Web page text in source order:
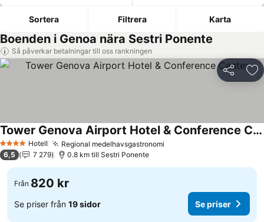
Sortera Filtrera Karta
Boenden i Genoa nära Sestri Ponente
Så påverkar betalningar till oss rankningen
Dela
4 StjärnorHotell Regional medelhavsgastronomi
Tower Genova Airport Hotel & Conference Center
6,5 7 279 0.8 km till Sestri Ponente
Från 820 kr
Se priser från 19 sidor Se priser